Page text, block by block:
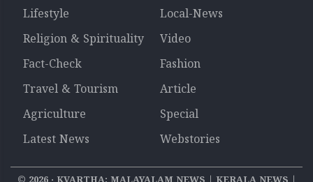
Lifestyle
Local-News
Religion & Spirituality
Video
Fact-Check
Fashion
Travel & Tourism
Article
Agriculture
Special
Latest News
Webstories